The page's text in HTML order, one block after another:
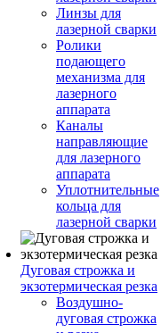
Линзы для
лазерной сварки
Ролики
подающего
механизма для
лазерного
аппарата
Каналы
направляющие
для лазерного
аппарата
Уплотнительные
кольца для
лазерной сварки
Дуговая строжка и
экзотермическая резка
Воздушно-
дуговая строжка